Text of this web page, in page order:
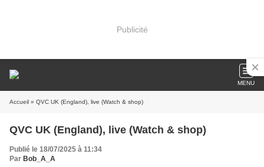
Publicité
MENU
Accueil » QVC UK (England), live (Watch & shop)
QVC UK (England), live (Watch & shop)
Publié le 18/07/2025 à 11:34
Par Bob_A_A